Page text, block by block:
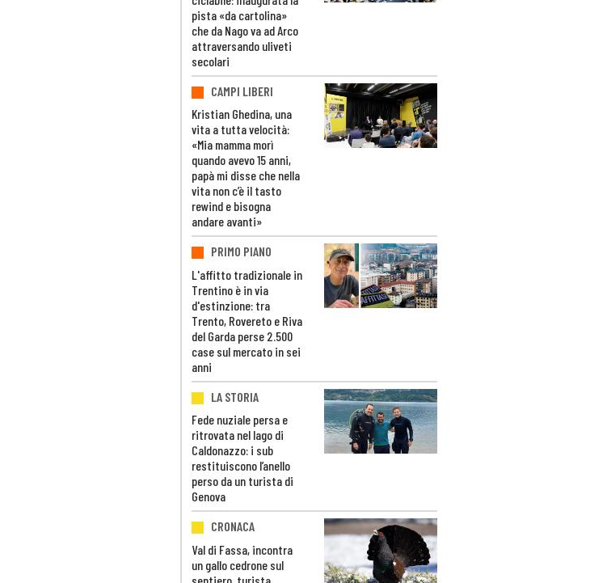
pista «da cartolina»
che da Nago va ad Arco
attraversando uliveti
secolari
CAMPI LIBERI
Kristian Ghedina, una
vita a tutta velocità:
«Mia mamma morì
quando avevo 15 anni,
papà mi disse che nella
vita non c’è il tasto
rewind e bisogna
andare avanti»
PRIMO PIANO
L'affitto tradizionale in
Trentino è in via
d'estinzione: tra
Trento, Rovereto e Riva
del Garda perse 2.500
case sul mercato in sei
anni
LA STORIA
Fede nuziale persa e
ritrovata nel lago di
Caldonazzo: i sub
restituiscono l’anello
perso da un turista di
Genova
CRONACA
Val di Fassa, incontra
un gallo cedrone sul